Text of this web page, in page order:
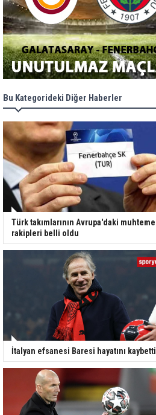
Bu Kategorideki Diğer Haberler
Türk takımlarının Avrupa'daki muhtemel
rakipleri belli oldu
İtalyan efsanesi Baresi hayatını kaybetti